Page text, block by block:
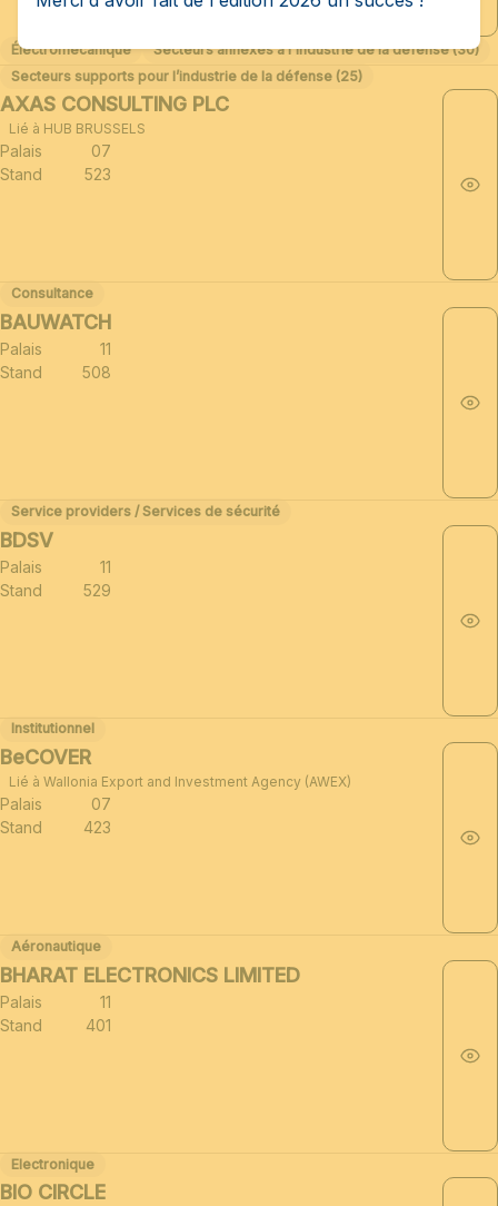
Électromécanique
Secteurs annexes à l'industrie de la défense (30)
Secteurs supports pour l’industrie de la défense (25)
AXAS CONSULTING PLC
Lié à HUB BRUSSELS
Palais
07
Stand
523
Consultance
BAUWATCH
Palais
11
Stand
508
Service providers / Services de sécurité
BDSV
Palais
11
Stand
529
Institutionnel
BeCOVER
Lié à Wallonia Export and Investment Agency (AWEX)
Palais
07
Stand
423
Aéronautique
BHARAT ELECTRONICS LIMITED
Palais
11
Stand
401
Electronique
BIO CIRCLE